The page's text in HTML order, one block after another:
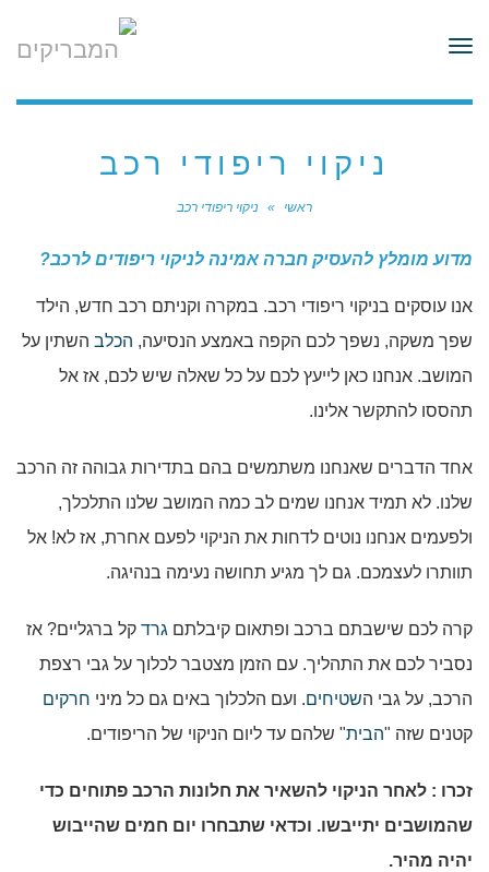
תפריט
ניקוי ריפודי רכב
ראשי » ניקוי ריפודי רכב
מדוע מומלץ להעסיק חברה אמינה לניקוי ריפודים לרכב?
אנו עוסקים בניקוי ריפודי רכב. במקרה וקניתם רכב חדש, הילד
שפך משקה, נשפך לכם הקפה באמצע הנסיעה, הכלב השתין על
המושב. אנחנו כאן לייעץ לכם על כל שאלה שיש לכם, אז אל
תהססו להתקשר אלינו.
אחד הדברים שאנחנו משתמשים בהם בתדירות גבוהה זה הרכב
שלנו. לא תמיד אנחנו שמים לב כמה המושב שלנו התלכלך,
ולפעמים אנחנו נוטים לדחות את הניקוי לפעם אחרת, אז לא! אל
תוותרו לעצמכם. גם לך מגיע תחושה נעימה בנהיגה.
קרה לכם שישבתם ברכב ופתאום קיבלתם גרד קל ברגליים? אז
נסביר לכם את התהליך. עם הזמן מצטבר לכלוך על גבי רצפת
הרכב, על גבי השטיחים. ועם הלכלוך באים גם כל מיני חרקים
קטנים שזה "הבית" שלהם עד ליום הניקוי של הריפודים.
זכרו : לאחר הניקוי להשאיר את חלונות הרכב פתוחים כדי
שהמושבים יתייבשו. וכדאי שתבחרו יום חמים שהייבוש
יהיה מהיר.